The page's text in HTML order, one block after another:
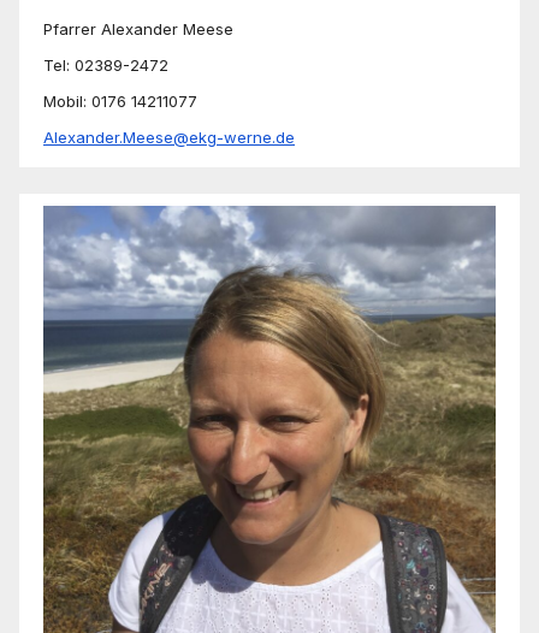
Pfarrer Alexander Meese
Tel: 02389-2472
Mobil: 0176 14211077
Alexander.Meese@ekg-werne.de